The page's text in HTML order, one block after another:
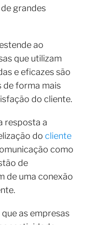
grandes
ao
que utilizam
e eficazes são
de forma mais
do cliente.
resposta a
do cliente
como
de
de uma conexão
as empresas